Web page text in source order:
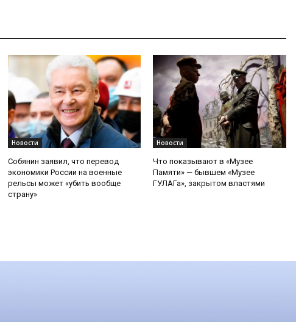
Новости
Собянин заявил, что перевод
экономики России на военные
рельсы может «убить вообще
страну»
Новости
Что показывают в «Музее
Памяти» — бывшем «Музее
ГУЛАГа», закрытом властями